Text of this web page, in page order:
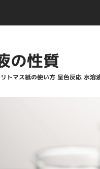
の性質
トマス紙の使い方 呈色反応 水溶